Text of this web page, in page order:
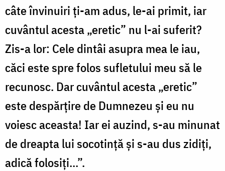
câte învinuiri ţi-am adus, le-ai primit, iar
cuvântul acesta „eretic” nu l-ai suferit?
Zis-a lor: Cele dintâi asupra mea le iau,
căci este spre folos sufletului meu să le
recunosc. Dar cuvântul acesta „eretic”
este despărţire de Dumnezeu şi eu nu
voiesc aceasta! Iar ei auzind, s-au minunat
de dreapta lui socotinţă şi s-au dus zidiţi,
adică folosiţi...”.